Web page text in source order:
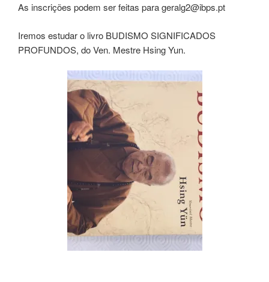
As inscrições podem ser feitas para geralg2@ibps.pt
Iremos estudar o livro BUDISMO SIGNIFICADOS
PROFUNDOS, do Ven. Mestre Hsing Yun.